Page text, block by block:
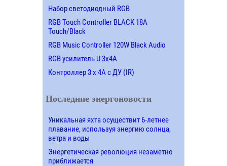
Набор светодиодный RGB
RGB Touch Controller BLACK 18A
Touch/Black
RGB Music Controller 120W Black Audio
RGB усилитель U 3х4A
Контроллер 3 х 4А с ДУ (IR)
Последние энергоновости
Уникальная яхта осуществит 6-летнее
плавание, используя энергию солнца,
ветра и воды
Энергетическая революция незаметно
приближается